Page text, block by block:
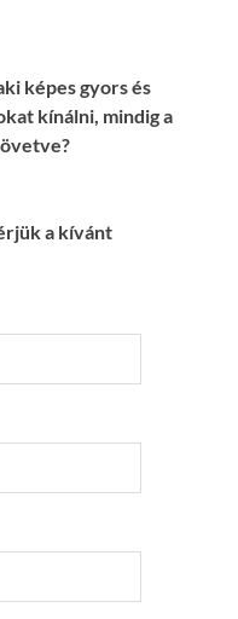
képes gyors és
kínálni, mindig a
a kívánt